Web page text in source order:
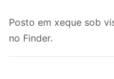
Posto em xeque sob
no Finder.